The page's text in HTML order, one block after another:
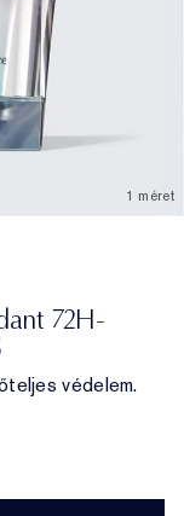
1 méret
72H-
védelem.